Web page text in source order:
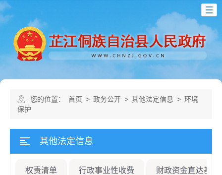
您的位置： 首页 > 政务公开 > 其他法定信息 > 环境
保护
其他法定信息
权责清单 行政事业性收费 财政资金直达基层